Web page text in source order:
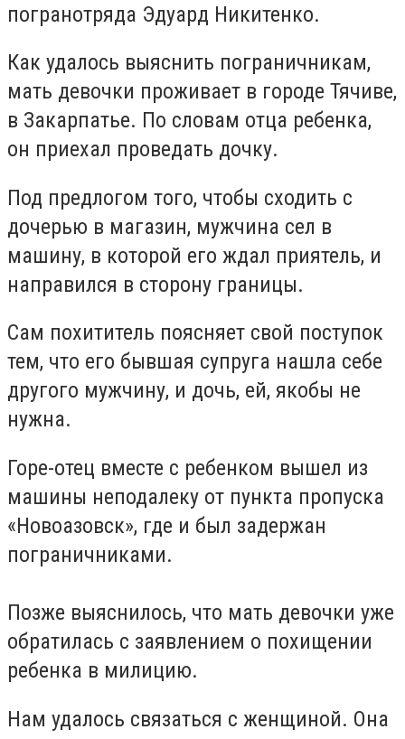
погранотряда Эдуард Никитенко.
Как удалось выяснить пограничникам,
мать девочки проживает в городе Тячиве,
в Закарпатье. По словам отца ребенка,
он приехал проведать дочку.
Под предлогом того, чтобы сходить с
дочерью в магазин, мужчина сел в
машину, в которой его ждал приятель, и
направился в сторону границы.
Сам похититель поясняет свой поступок
тем, что его бывшая супруга нашла себе
другого мужчину, и дочь, ей, якобы не
нужна.
Горе-отец вместе с ребенком вышел из
машины неподалеку от пункта пропуска
«Новоазовск», где и был задержан
пограничниками.
Позже выяснилось, что мать девочки уже
обратилась с заявлением о похищении
ребенка в милицию.
Нам удалось связаться с женщиной. Она